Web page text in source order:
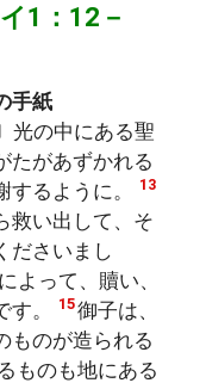
1：12－
手紙
光の中にある聖
たがあずかれる
るように。
13
救い出して、そ
ださいまし
よって、贖い、
。
15御子は、
ものが造られる
ものも地にある